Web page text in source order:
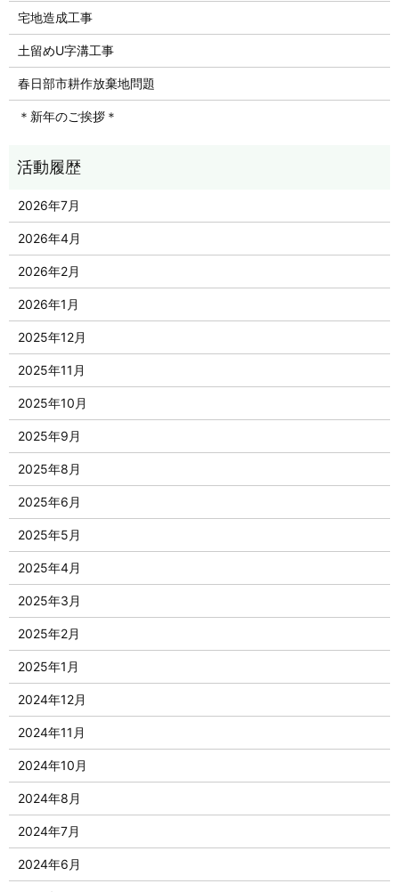
宅地造成工事
土留めU字溝工事
春日部市耕作放棄地問題
＊新年のご挨拶＊
2026年7月
2026年4月
2026年2月
2026年1月
2025年12月
2025年11月
2025年10月
2025年9月
2025年8月
2025年6月
2025年5月
2025年4月
2025年3月
2025年2月
2025年1月
2024年12月
2024年11月
2024年10月
2024年8月
2024年7月
2024年6月